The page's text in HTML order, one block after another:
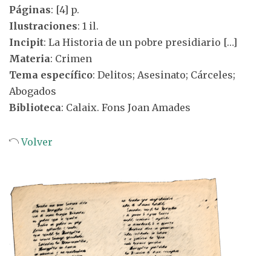
Páginas: [4] p.
Ilustraciones: 1 il.
Incipit: La Historia de un pobre presidiario […]
Materia: Crimen
Tema específico: Delitos; Asesinato; Cárceles;
Abogados
Biblioteca: Calaix. Fons Joan Amades
Volver